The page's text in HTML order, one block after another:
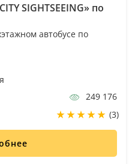
SIGHTSEEING» по
автобусе по
249 176
(3)